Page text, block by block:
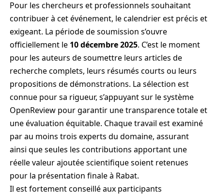
Pour les chercheurs et professionnels souhaitant
contribuer à cet événement, le calendrier est précis et
exigeant. La période de soumission s’ouvre
officiellement le 10 décembre 2025. C’est le moment
pour les auteurs de soumettre leurs articles de
recherche complets, leurs résumés courts ou leurs
propositions de démonstrations. La sélection est
connue pour sa rigueur, s’appuyant sur le système
OpenReview pour garantir une transparence totale et
une évaluation équitable. Chaque travail est examiné
par au moins trois experts du domaine, assurant
ainsi que seules les contributions apportant une
réelle valeur ajoutée scientifique soient retenues
pour la présentation finale à Rabat.
Il est fortement conseillé aux participants